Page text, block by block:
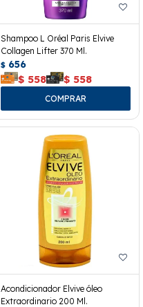
Shampoo L Oréal Paris Elvive
Collagen Lifter 370 Ml.
$ 656
$ 558 $ 558
Acondicionador Elvive óleo
Extraordinario 200 Ml.